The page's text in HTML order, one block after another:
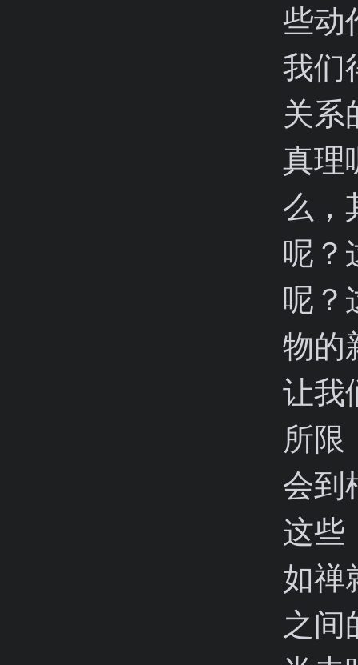
些动
我们
关系
真理
么，
呢？
呢？
物的
让我
所限
会到
这些
如禅
之间